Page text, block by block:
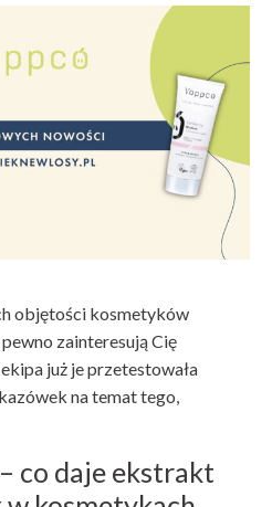
objętości kosmetyków
zainteresują Cię
już je przetestowała
na temat tego,
co daje ekstrakt